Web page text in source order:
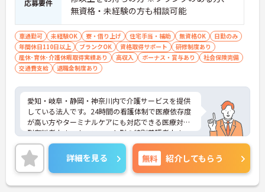
応募要件
無資格・未経験の方も相談可能
車通勤可 未経験OK 寮・借り上げ 住宅手当・補助 無資格OK
日勤のみ
年間休日110日以上
ブランクOK 資格取得サポート
研修制度あり
産休･育休･介護休暇取得実績あり
高収入 ボーナス・賞与あり
社会保険完備
交通費支給
退職金制度あり
愛知・岐阜・静岡・神奈川内で介護サービスを提供
している法人です。24時間の看護体制で医療依存度
が高い方やターミナルケアにも対応できる医療対応
型有料老人ホーム、ユニット型の特別養護老人ホー
ムを運営しています。利用者様とスタッフとの距離
も近く、一人ひとりに寄り添ったケアが実現できま
す。福利厚生も整っており長く安心してご就業でき
る環境です。ご興味ある方には、面接対策ポイント
など、さらに詳細をお話しいたしますのでお気軽に
詳細を見る 無料 紹介してもらう